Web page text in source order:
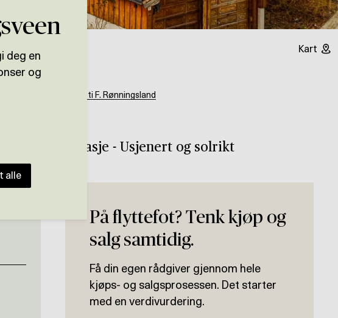
Kart
Kjersti F. Rønningsland
dobbel garasje - Usjenert og solrikt
På flyttefot? Tenk kjøp og
salg samtidig.
Få din egen rådgiver gjennom hele
kjøps- og salgsprosessen. Det starter
med en verdivurdering.
deg en
og
alle